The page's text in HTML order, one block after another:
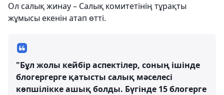
Ол салық жинау – Салық комитетінің тұрақты
жұмысы екенін атап өтті.
"Бұл жолы кейбір аспектілер, соның ішінде
блогергерге қатысты салық мәселесі
көпшілікке ашық болды. Бүгінде 15 блогерге